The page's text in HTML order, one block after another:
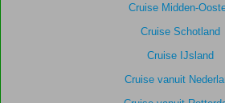
Cruise Midden-
Cruise Schotland
Cruise IJsland
Cruise vanuit